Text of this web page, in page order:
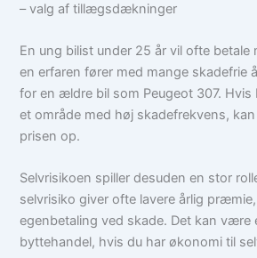
– valg af tillægsdækninger
En ung bilist under 25 år vil ofte betale
en erfaren fører med mange skadefrie
for en ældre bil som Peugeot 307. Hvis
et område med høj skadefrekvens,
prisen op.
Selvrisikoen spiller desuden en stor
selvrisiko giver ofte lavere årlig
egenbetaling ved skade. Det kan være
byttehandel, hvis du har økonomi til